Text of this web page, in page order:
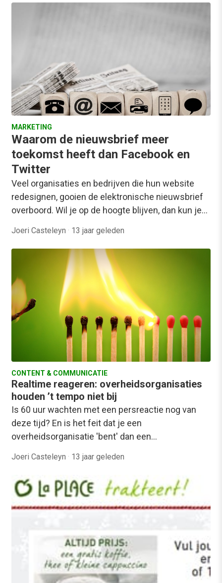
MARKETING
Waarom de nieuwsbrief meer
toekomst heeft dan Facebook en
Twitter
Veel organisaties en bedrijven die hun website
redesignen, gooien de elektronische nieuwsbrief
overboord. Wil je op de hoogte blijven, dan kun je…
Joeri Casteleyn · 13 jaar geleden
CONTENT & COMMUNICATIE
Realtime reageren: overheidsorganisaties
houden ’t tempo niet bij
Is 60 uur wachten met een persreactie nog van
deze tijd? En is het feit dat je een
overheidsorganisatie 'bent' dan een…
Joeri Casteleyn · 13 jaar geleden